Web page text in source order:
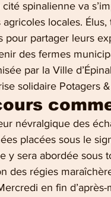
spinalienne va
locales.
pour partager leurs
des fermes
par la Ville
solidaire Potagers
névralgique des
placées sous le
y sera abordée
des régies
en fin